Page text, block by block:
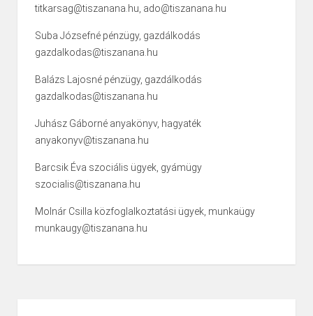
titkarsag@tiszanana.hu, ado@tiszanana.hu
Suba Józsefné pénzügy, gazdálkodás
gazdalkodas@tiszanana.hu
Balázs Lajosné pénzügy, gazdálkodás
gazdalkodas@tiszanana.hu
Juhász Gáborné anyakönyv, hagyaték
anyakonyv@tiszanana.hu
Barcsik Éva szociális ügyek, gyámügy
szocialis@tiszanana.hu
Molnár Csilla közfoglalkoztatási ügyek, munkaügy
munkaugy@tiszanana.hu